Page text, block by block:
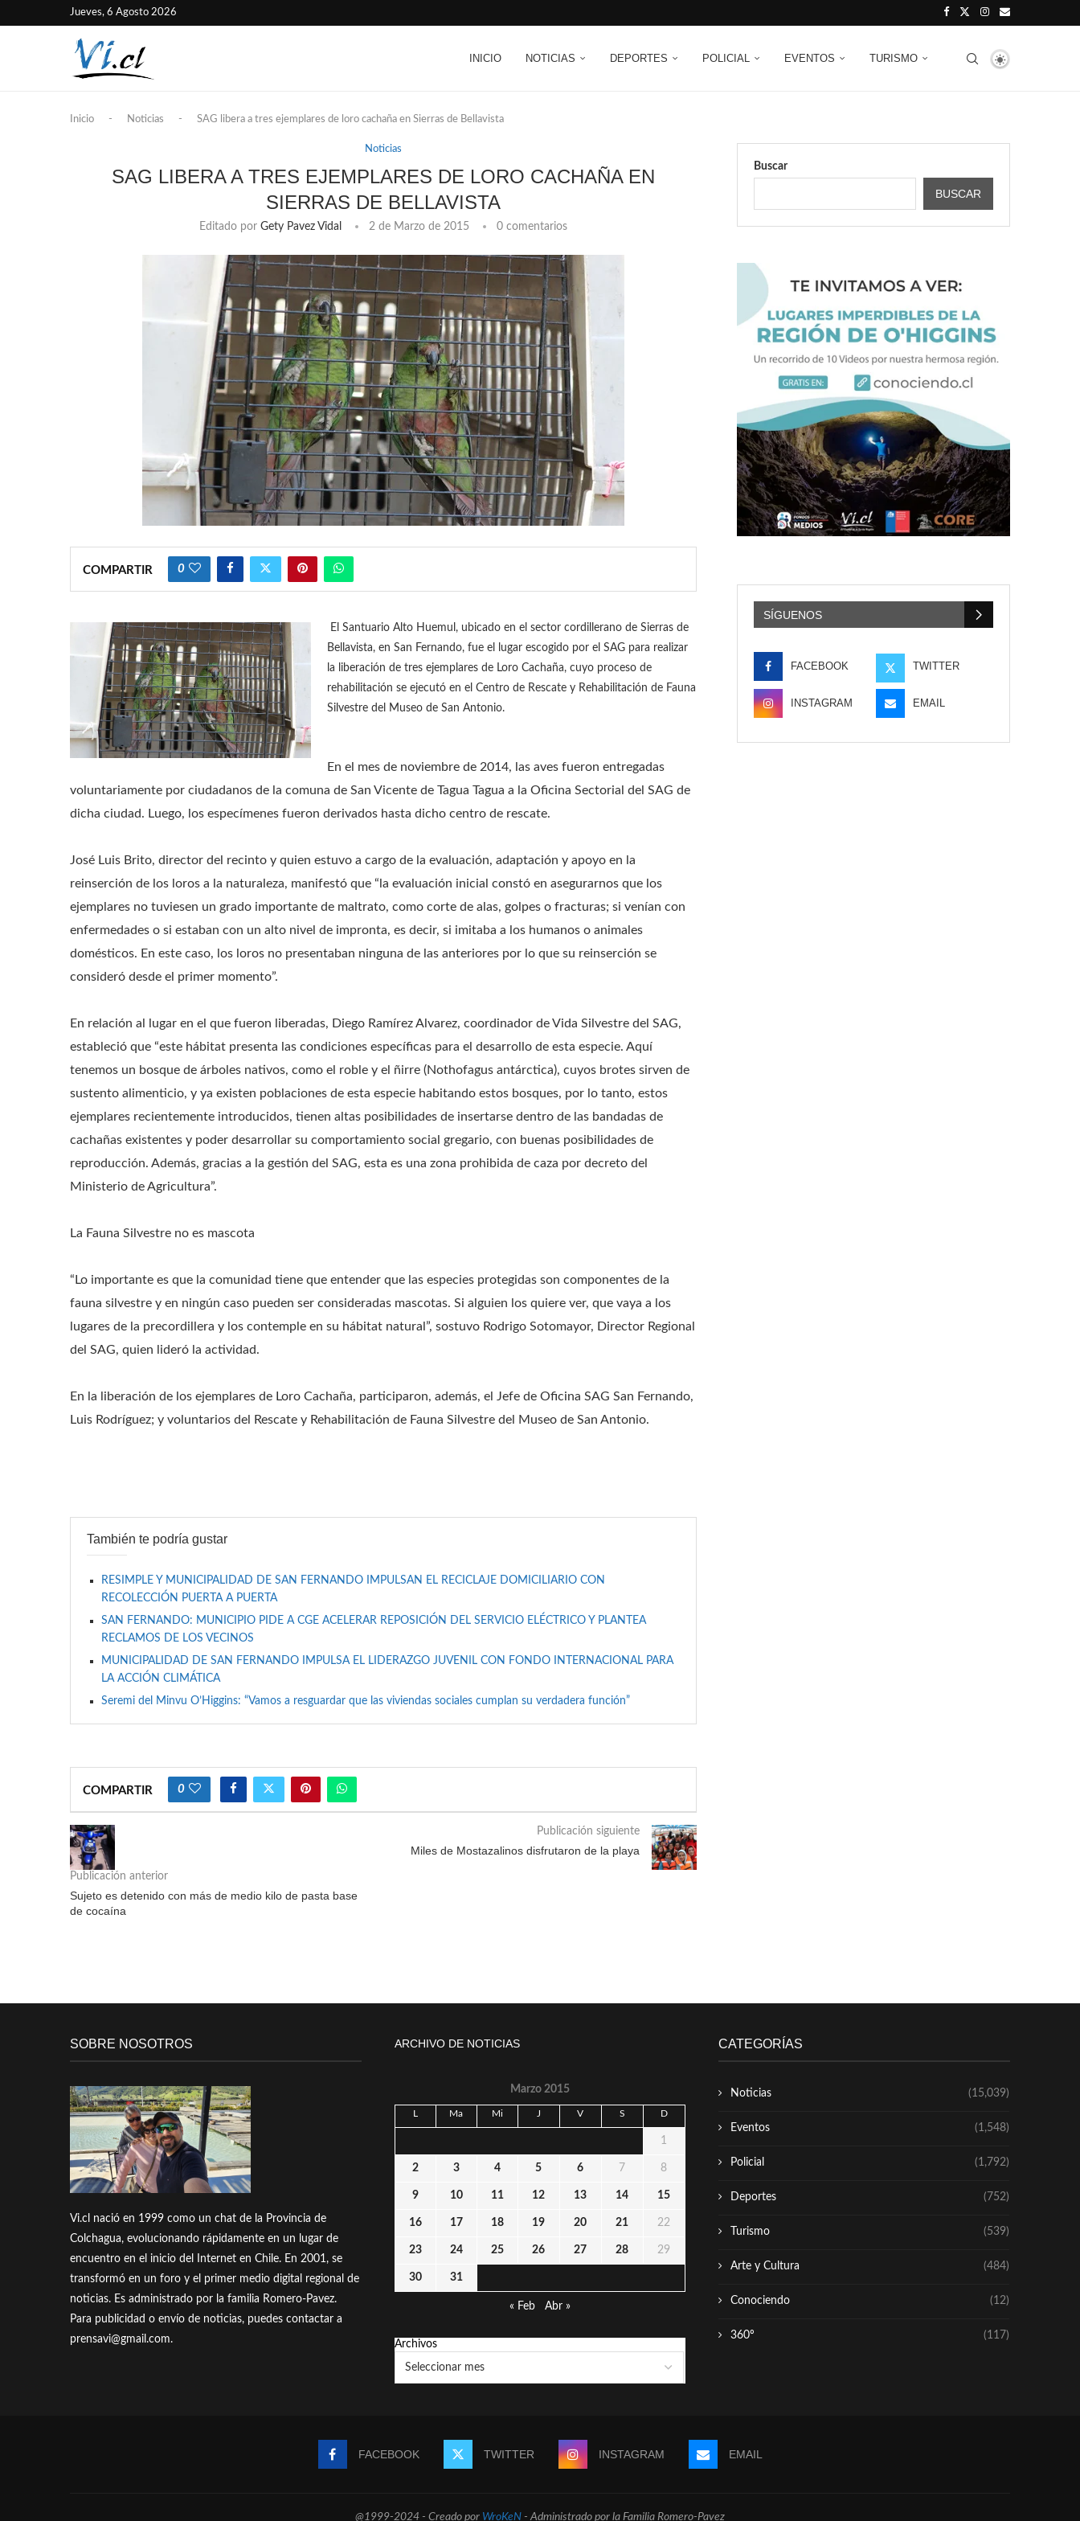
Jueves, 6 Agosto 2026
INICIO NOTICIAS DEPORTES POLICIAL EVENTOS TURISMO
Inicio - Noticias - SAG libera a tres ejemplares de loro cachaña en Sierras de Bellavista
Noticias
SAG LIBERA A TRES EJEMPLARES DE LORO CACHAÑA EN
SIERRAS DE BELLAVISTA
Editado por Gety Pavez Vidal 2 de Marzo de 2015 0 comentarios
COMPARTIR 0
El Santuario Alto Huemul, ubicado en el sector cordillerano de Sierras de
Bellavista, en San Fernando, fue el lugar escogido por el SAG para realizar
la liberación de tres ejemplares de Loro Cachaña, cuyo proceso de
rehabilitación se ejecutó en el Centro de Rescate y Rehabilitación de Fauna
Silvestre del Museo de San Antonio.
En el mes de noviembre de 2014, las aves fueron entregadas
voluntariamente por ciudadanos de la comuna de San Vicente de Tagua Tagua a la Oficina Sectorial del SAG de
dicha ciudad. Luego, los especímenes fueron derivados hasta dicho centro de rescate.
José Luis Brito, director del recinto y quien estuvo a cargo de la evaluación, adaptación y apoyo en la
reinserción de los loros a la naturaleza, manifestó que “la evaluación inicial constó en asegurarnos que los
ejemplares no tuviesen un grado importante de maltrato, como corte de alas, golpes o fracturas; si venían con
enfermedades o si estaban con un alto nivel de impronta, es decir, si imitaba a los humanos o animales
domésticos. En este caso, los loros no presentaban ninguna de las anteriores por lo que su reinserción se
consideró desde el primer momento”.
En relación al lugar en el que fueron liberadas, Diego Ramírez Alvarez, coordinador de Vida Silvestre del SAG,
estableció que “este hábitat presenta las condiciones específicas para el desarrollo de esta especie. Aquí
tenemos un bosque de árboles nativos, como el roble y el ñirre (Nothofagus antárctica), cuyos brotes sirven de
sustento alimenticio, y ya existen poblaciones de esta especie habitando estos bosques, por lo tanto, estos
ejemplares recientemente introducidos, tienen altas posibilidades de insertarse dentro de las bandadas de
cachañas existentes y poder desarrollar su comportamiento social gregario, con buenas posibilidades de
reproducción. Además, gracias a la gestión del SAG, esta es una zona prohibida de caza por decreto del
Ministerio de Agricultura”.
La Fauna Silvestre no es mascota
“Lo importante es que la comunidad tiene que entender que las especies protegidas son componentes de la
fauna silvestre y en ningún caso pueden ser consideradas mascotas. Si alguien los quiere ver, que vaya a los
lugares de la precordillera y los contemple en su hábitat natural”, sostuvo Rodrigo Sotomayor, Director Regional
del SAG, quien lideró la actividad.
En la liberación de los ejemplares de Loro Cachaña, participaron, además, el Jefe de Oficina SAG San Fernando,
Luis Rodríguez; y voluntarios del Rescate y Rehabilitación de Fauna Silvestre del Museo de San Antonio.
También te podría gustar
RESIMPLE Y MUNICIPALIDAD DE SAN FERNANDO IMPULSAN EL RECICLAJE DOMICILIARIO CON
RECOLECCIÓN PUERTA A PUERTA
SAN FERNANDO: MUNICIPIO PIDE A CGE ACELERAR REPOSICIÓN DEL SERVICIO ELÉCTRICO Y PLANTEA
RECLAMOS DE LOS VECINOS
MUNICIPALIDAD DE SAN FERNANDO IMPULSA EL LIDERAZGO JUVENIL CON FONDO INTERNACIONAL PARA
LA ACCIÓN CLIMÁTICA
Seremi del Minvu O’Higgins: “Vamos a resguardar que las viviendas sociales cumplan su verdadera función”
COMPARTIR 0
Publicación anterior
Sujeto es detenido con más de medio kilo de pasta base
de cocaína
Publicación siguiente
Miles de Mostazalinos disfrutaron de la playa
Buscar
BUSCAR
SÍGUENOS
FACEBOOK TWITTER
INSTAGRAM EMAIL
SOBRE NOSOTROS
Vi.cl nació en 1999 como un chat de la Provincia de
Colchagua, evolucionando rápidamente en un lugar de
encuentro en el inicio del Internet en Chile. En 2001, se
transformó en un foro y el primer medio digital regional de
noticias. Es administrado por la familia Romero-Pavez.
Para publicidad o envío de noticias, puedes contactar a
prensavi@gmail.com.
ARCHIVO DE NOTICIAS
Marzo 2015
L Ma Mi J V S D
1
2 3 4 5 6 7 8
9 10 11 12 13 14 15
16 17 18 19 20 21 22
23 24 25 26 27 28 29
30 31
« Feb Abr »
Archivos
CATEGORÍAS
Noticias (15,039)
Eventos (1,548)
Policial (1,792)
Deportes (752)
Turismo (539)
Arte y Cultura (484)
Conociendo (12)
360º (117)
FACEBOOK TWITTER INSTAGRAM EMAIL
@1999-2024 - Creado por WroKeN - Administrado por la Familia Romero-Pavez